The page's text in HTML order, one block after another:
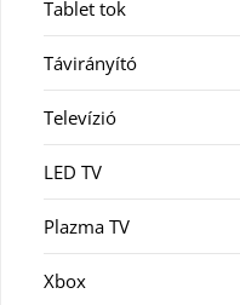
Tablet tok
Távirányító
Televízió
LED TV
Plazma TV
Xbox